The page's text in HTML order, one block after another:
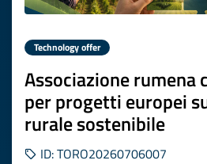
Technology offer
Associazione rumena
per progetti europei
rurale sostenibile
ID: TORO20260706007